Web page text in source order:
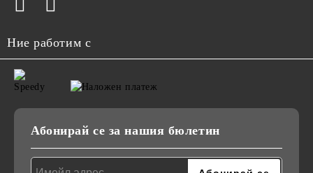
Ние работим с
Абонирай се за нашия бюлетин